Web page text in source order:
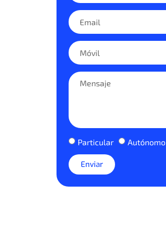
Particular Autónomo
Enviar